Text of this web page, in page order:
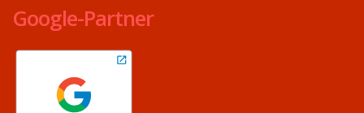
Google-Partner